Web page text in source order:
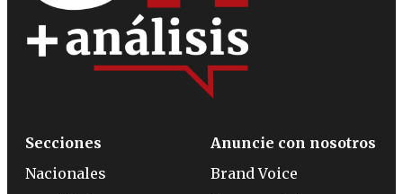
Secciones
Nacionales
Anuncie con nosotros
Brand Voice